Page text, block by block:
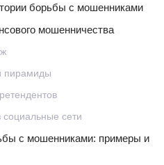
борьбы с мошенниками
мошенничества
пирамиды
сети
с мошенниками: примеры и